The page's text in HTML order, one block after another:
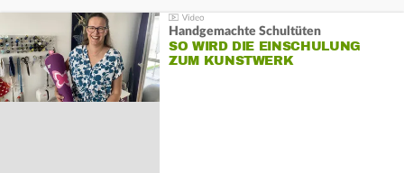
Handgemachte Schultüten
SO WIRD DIE EINSCHULUNG
ZUM KUNSTWERK